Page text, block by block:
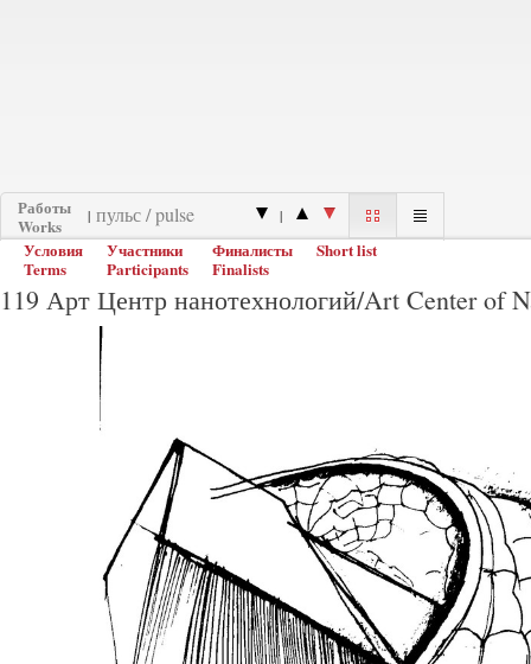
Работы
Works
| |
Условия
Terms
Участники
Participants
Финалисты
Finalists
Short list
119 Арт Центр нанотехнологий/Art Center of